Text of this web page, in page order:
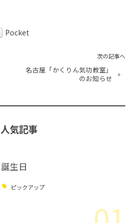
Pocket
次の記事へ
名古屋「かくりん気功教室」
のお知らせ »
人気記事
誕生日
ピックアップ